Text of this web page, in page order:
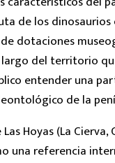
de los
dotaciones
del territorio
entender una
de la
Hoyas (La Cierva,
una referencia